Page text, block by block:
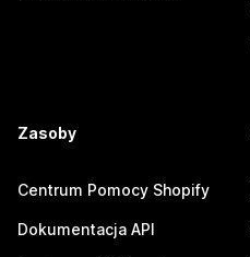
Zasoby
Centrum Pomocy Shopify
Dokumentacja API